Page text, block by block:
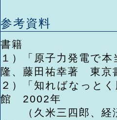
参考資料
書籍
１）「原子力発電で
隆、藤田祐幸著 東
２）「知ればなっと
館 2002年
（久米三四郎、経